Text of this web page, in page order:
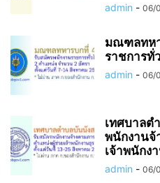
admin - 06/
มณฑลทห
ราชการทั่
admin - 06/
เทศบาลต
พนักงานจ้
เจ้าพนักง
admin - 06/